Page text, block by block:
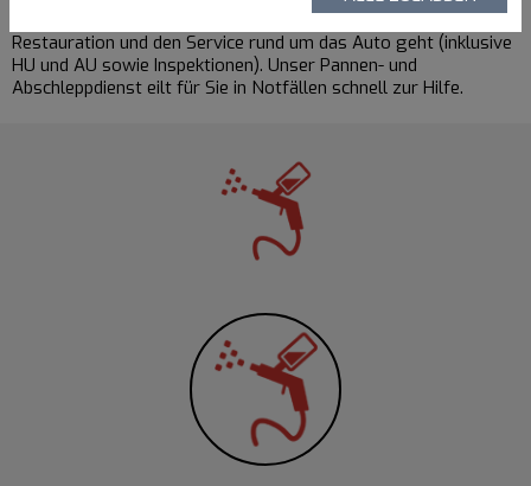
Unfallinstandsetzung, die
Restauration und den Service rund um das Auto geht (inklusive
HU und AU sowie Inspektionen). Unser Pannen- und
Abschleppdienst eilt für Sie in Notfällen schnell zur Hilfe.